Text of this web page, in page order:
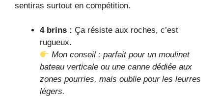
sentiras surtout en compétition.
4 brins : Ça résiste aux roches, c’est
rugueux.
Mon conseil : parfait pour un moulinet
bateau verticale ou une canne dédiée aux
zones pourries, mais oublie pour les leurres
légers.